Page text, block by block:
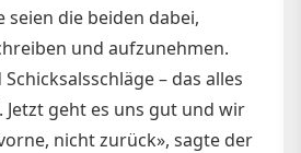
seien die beiden dabei,
und aufzunehmen.
– das alles
geht es uns gut und wir
nicht zurück», sagte der